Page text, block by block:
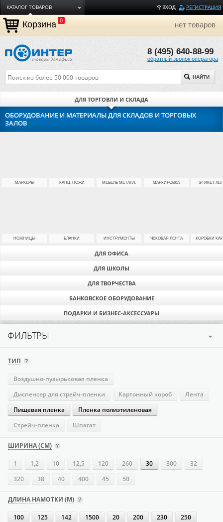
ВХОД РЕГИСТРАЦИЯ
КАТАЛОГ ТОВАРОВ
ДОСТАВКА
ОПЛАТА
ТОРГОВЫЕ МАРКИ
О КОМПАНИИ
ЗАДАТЬ ВОПРОС
Корзина 0 нет товаров
8 (495) 640-88-99
обратный звонок оператора
НАЙТИ
ДЛЯ ОФИСА
ДЛЯ ШКОЛЫ
ДЛЯ ТВОРЧЕСТВА
ДЛЯ ТОРГОВЛИ И СКЛАДА
БАНКОВСКОЕ ОБОРУДОВАНИЕ
ПОДАРКИ И БИЗНЕС-АКСЕССУАРЫ
ОБОРУДОВАНИЕ И МАТЕРИАЛЫ ДЛЯ СКЛАДОВ И ТОРГОВЫХ
ЗАЛОВ
МАРКЕРЫ КАНЦ. НОЖИ МЕБЕЛЬ МЕТАЛЛ. МАРКИРОВКА ЭТИКЕТ
НОЖНИЦЫ БЛАНКИ ИНСТРУМЕНТЫ ЧЕКОВАЯ ЛЕНТА КОРОБКИ
ФИЛЬТРЫ
ТИП
Воздушно-пузырьковая пленка
Диспенсер для стрейч-пленки
Картонный короб
Лента
Пищевая пленка
Пленка полиэтиленовая
Стрейч-пленка
Шпагат
ШИРИНА (СМ)
1 1,2 10 12,5 120 260 30 300
32
320
38 40 400 45 50
ДЛИНА НАМОТКИ (М)
100 125 142 1500 20 200 230
250